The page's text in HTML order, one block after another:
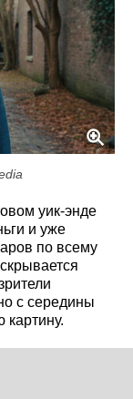
уик-энде
и уже
по всему
с середины